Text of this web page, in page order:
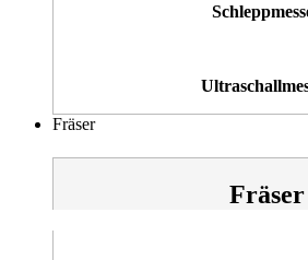
Fräser
Fräser